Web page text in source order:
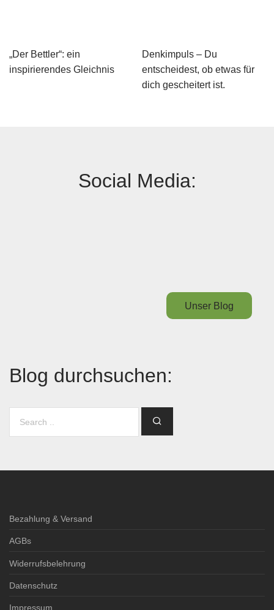
„Der Bettler“: ein
inspirierendes Gleichnis
Denkimpuls – Du
entscheidest, ob etwas für
dich gescheitert ist.
Social Media:
Unser Blog
Blog durchsuchen:
Bezahlung & Versand
AGBs
Widerrufsbelehrung
Datenschutz
Impressum